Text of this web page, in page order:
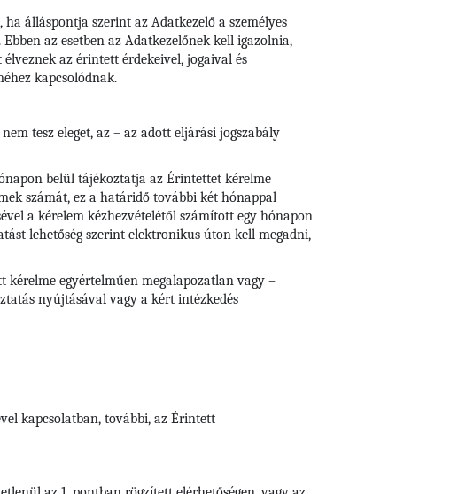
álláspontja szerint az Adatkezelő a személyes
az esetben az Adatkezelőnek kell igazolnia,
az érintett érdekeivel, jogaival és
kapcsolódnak.
tesz eleget, az – az adott eljárási jogszabály
belül tájékoztatja az Érintettet kérelme
számát, ez a határidő további két hónappal
a kérelem kézhezvételétől számított egy hónapon
lehetőség szerint elektronikus úton kell megadni,
kérelme egyértelműen megalapozatlan vagy –
nyújtásával vagy a kért intézkedés
kapcsolatban, további, az Érintett